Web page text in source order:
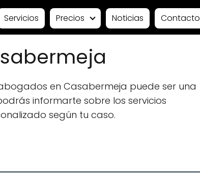
Servicios Precios Noticias Contacto
en Casabermeja puede ser una
informarte sobre los servicios
según tu caso.